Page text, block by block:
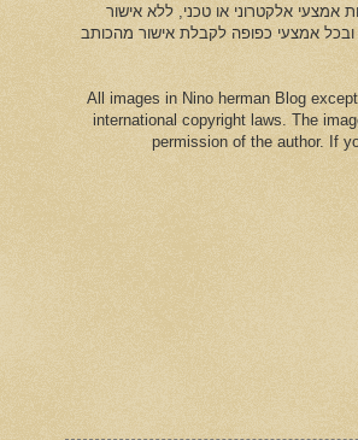
אמצעי אלקטרוני או טכני, ללא אישור
ובכל אמצעי כפופה לקבלת אישור מהכותב
All images in Nino herman Blog
international copyright laws. The
permission of the author. If